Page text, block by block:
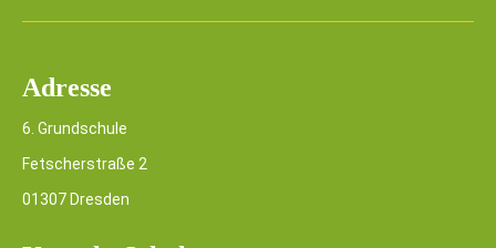
Adresse
6. Grundschule
Fetscherstraße 2
01307 Dresden